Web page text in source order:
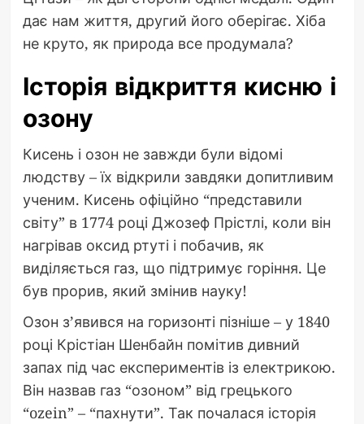
дає нам життя, другий його оберігає. Хіба
не круто, як природа все продумала?
Історія відкриття кисню і
озону
Кисень і озон не завжди були відомі
людству – їх відкрили завдяки допитливим
ученим. Кисень офіційно “представили
світу” в 1774 році Джозеф Прістлі, коли він
нагрівав оксид ртуті і побачив, як
виділяється газ, що підтримує горіння. Це
був прорив, який змінив науку!
Озон з’явився на горизонті пізніше – у 1840
році Крістіан Шенбайн помітив дивний
запах під час експериментів із електрикою.
Він назвав газ “озоном” від грецького
“ozein” – “пахнути”. Так почалася історія